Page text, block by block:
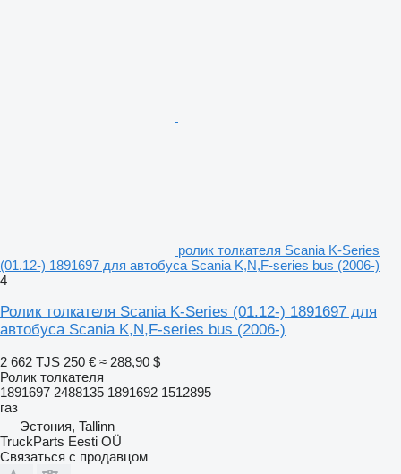
ролик толкателя Scania K-Series
(01.12-) 1891697 для автобуса Scania K,N,F-series bus (2006-)
4
Ролик толкателя Scania K-Series (01.12-) 1891697 для
автобуса Scania K,N,F-series bus (2006-)
2 662 TJS 250 € ≈ 288,90 $
Ролик толкателя
1891697 2488135 1891692 1512895
газ
Эстония, Tallinn
TruckParts Eesti OÜ
Связаться с продавцом